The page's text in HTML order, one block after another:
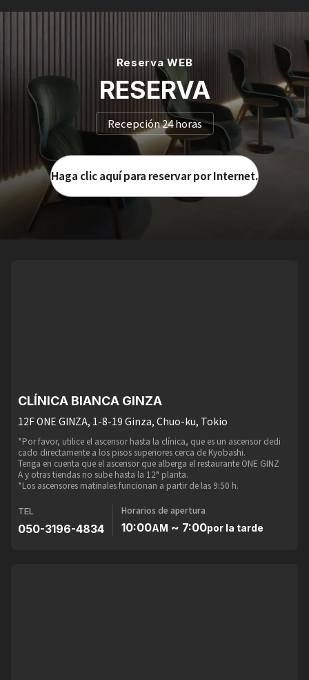
Reserva WEB
RESERVA
Recepción 24 horas
Haga clic aquí para reservar por Internet.
CLÍNICA BIANCA GINZA
12F ONE GINZA, 1-8-19 Ginza, Chuo-ku, Tokio
*Por favor, utilice el ascensor hasta la clínica, que es un ascensor dedi
cado directamente a los pisos superiores cerca de Kyobashi.
Tenga en cuenta que el ascensor que alberga el restaurante ONE GINZ
A y otras tiendas no sube hasta la 12ª planta.
*Los ascensores matinales funcionan a partir de las 9:50 h.
TEL
050-3196-4834
Horarios de apertura
10:00AM ~ 7:00por la tarde